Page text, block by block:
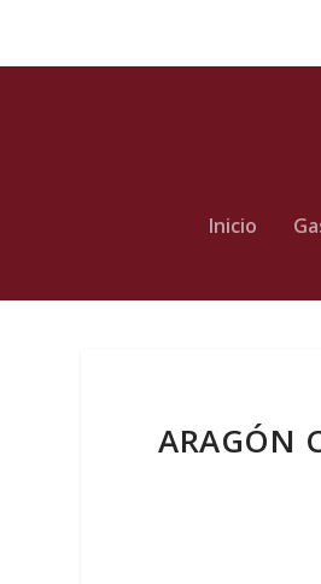
Inicio
ARAGÓN